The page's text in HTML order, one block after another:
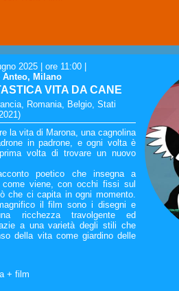
2025 | ore 11:00
Anteo, Milano
VITA DA CANE
Romania, Belgio, Stati
la vita di Marona, una cagnolina
in padrone, e ogni volta è
volta di trovare un nuovo
poetico che insegna a
viene, con occhi fissi sul
che ci capita in ogni momento.
il film sono i disegni e
ricchezza travolgente ed
a una varietà degli stili che
della vita come giardino delle
+ film